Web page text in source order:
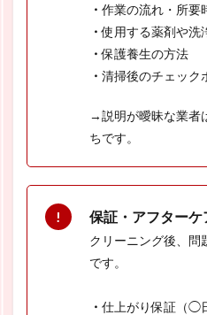
・ 作業の流れ・所要
・使用する薬剤や洗
・保護養生の方法
・ 清掃後のチェック
→説明が曖昧な業者
ちです。
保証・アフターケ
クリーニング後、問
です。
・ 仕上がり保証（◯